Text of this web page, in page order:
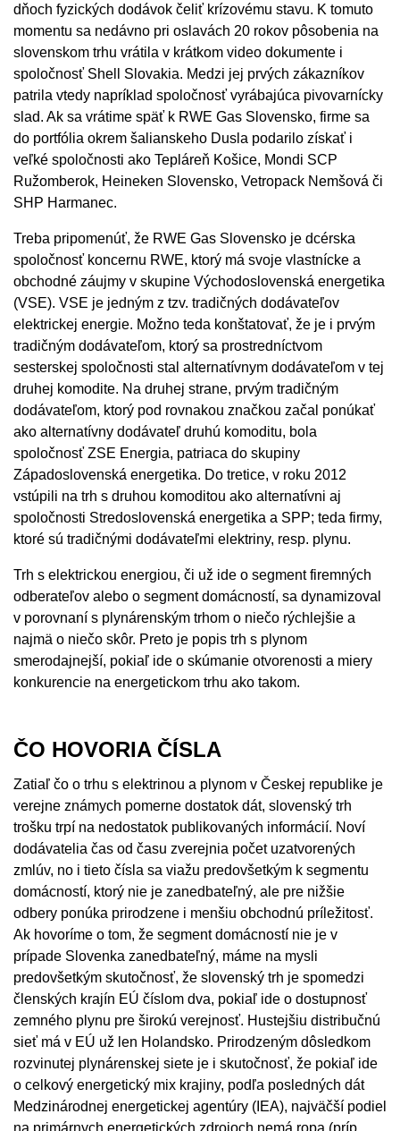
dňoch fyzických dodávok čeliť krízovému stavu. K tomuto
momentu sa nedávno pri oslavách 20 rokov pôsobenia na
slovenskom trhu vrátila v krátkom video dokumente i
spoločnosť Shell Slovakia. Medzi jej prvých zákazníkov
patrila vtedy napríklad spoločnosť vyrábajúca pivovarnícky
slad. Ak sa vrátime späť k RWE Gas Slovensko, firme sa
do portfólia okrem šalianskeho Dusla podarilo získať i
veľké spoločnosti ako Tepláreň Košice, Mondi SCP
Ružomberok, Heineken Slovensko, Vetropack Nemšová či
SHP Harmanec.
Treba pripomenúť, že RWE Gas Slovensko je dcérska
spoločnosť koncernu RWE, ktorý má svoje vlastnícke a
obchodné záujmy v skupine Východoslovenská energetika
(VSE). VSE je jedným z tzv. tradičných dodávateľov
elektrickej energie. Možno teda konštatovať, že je i prvým
tradičným dodávateľom, ktorý sa prostredníctvom
sesterskej spoločnosti stal alternatívnym dodávateľom v tej
druhej komodite. Na druhej strane, prvým tradičným
dodávateľom, ktorý pod rovnakou značkou začal ponúkať
ako alternatívny dodávateľ druhú komoditu, bola
spoločnosť ZSE Energia, patriaca do skupiny
Západoslovenská energetika. Do tretice, v roku 2012
vstúpili na trh s druhou komoditou ako alternatívni aj
spoločnosti Stredoslovenská energetika a SPP; teda firmy,
ktoré sú tradičnými dodávateľmi elektriny, resp. plynu.
Trh s elektrickou energiou, či už ide o segment firemných
odberateľov alebo o segment domácností, sa dynamizoval
v porovnaní s plynárenským trhom o niečo rýchlejšie a
najmä o niečo skôr. Preto je popis trh s plynom
smerodajnejší, pokiaľ ide o skúmanie otvorenosti a miery
konkurencie na energetickom trhu ako takom.
ČO HOVORIA ČÍSLA
Zatiaľ čo o trhu s elektrinou a plynom v Českej republike je
verejne známych pomerne dostatok dát, slovenský trh
trošku trpí na nedostatok publikovaných informácií. Noví
dodávatelia čas od času zverejnia počet uzatvorených
zmlúv, no i tieto čísla sa viažu predovšetkým k segmentu
domácností, ktorý nie je zanedbateľný, ale pre nižšie
odbery ponúka prirodzene i menšiu obchodnú príležitosť.
Ak hovoríme o tom, že segment domácností nie je v
prípade Slovenka zanedbateľný, máme na mysli
predovšetkým skutočnosť, že slovenský trh je spomedzi
členských krajín EÚ číslom dva, pokiaľ ide o dostupnosť
zemného plynu pre širokú verejnosť. Hustejšiu distribučnú
sieť má v EÚ už len Holandsko. Prirodzeným dôsledkom
rozvinutej plynárenskej siete je i skutočnosť, že pokiaľ ide
o celkový energetický mix krajiny, podľa posledných dát
Medzinárodnej energetickej agentúry (IEA), najväčší podiel
na primárnych energetických zdrojoch nemá ropa (príp.